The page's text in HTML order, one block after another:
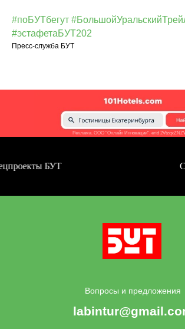
#поБУТбегут
#эстафетаБУТ202
Пресс-служба БУТ
Реклама. ООО "Онлайн Инновации". erid
БУТ
Вопросы и предложения